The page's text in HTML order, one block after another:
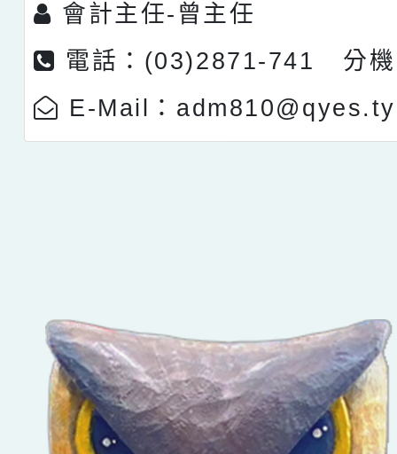
會計主任- 曾主任
電話：(03)2871-741 分
E-Mail：